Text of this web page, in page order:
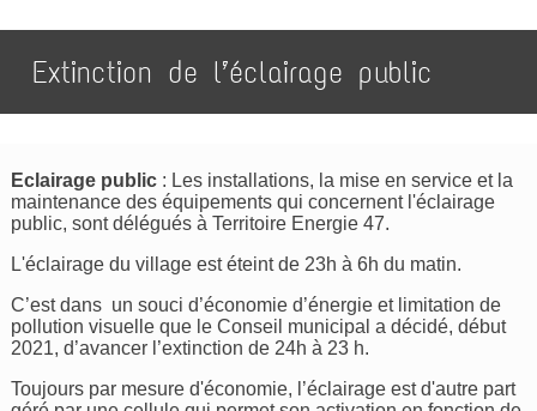
Extinction de l’éclairage public
Eclairage public : Les installations, la mise en service et la
maintenance des équipements qui concernent l'éclairage
public, sont délégués à Territoire Energie 47.
L'éclairage du village est éteint de 23h à 6h du matin.
C’est dans un souci d’économie d’énergie et limitation de
pollution visuelle que le Conseil municipal a décidé, début
2021, d’avancer l’extinction de 24h à 23 h.
Toujours par mesure d'économie, l’éclairage est d'autre part